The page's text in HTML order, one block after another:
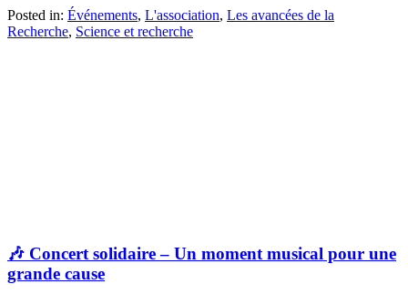
Posted in: Événements, L'association, Les avancées de la
Recherche, Science et recherche
🎶 Concert solidaire – Un moment musical pour une
grande cause